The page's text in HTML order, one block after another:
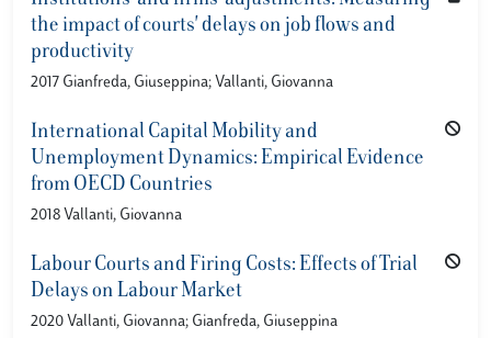
the impact of courts' delays on job flows and
productivity
2017 Gianfreda, Giuseppina; Vallanti, Giovanna
International Capital Mobility and
Unemployment Dynamics: Empirical Evidence
from OECD Countries
2018 Vallanti, Giovanna
Labour Courts and Firing Costs: Effects of Trial
Delays on Labour Market
2020 Vallanti, Giovanna; Gianfreda, Giuseppina